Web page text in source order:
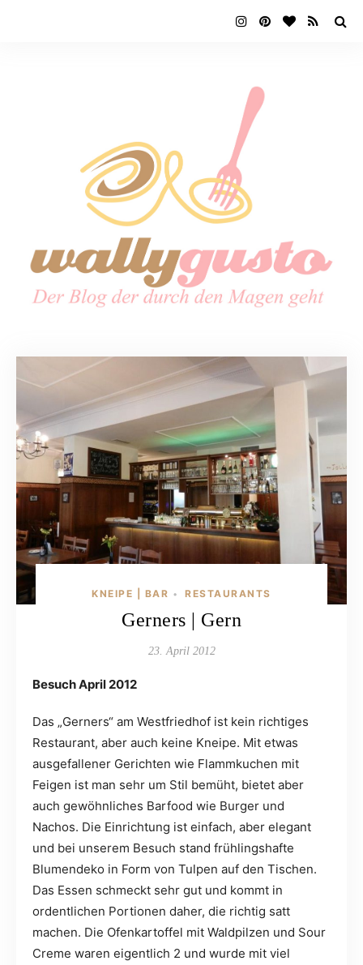
KNEIPE | BAR • RESTAURANTS
Gerners | Gern
23. April 2012
Besuch April 2012
Das „Gerners“ am Westfriedhof ist kein richtiges
Restaurant, aber auch keine Kneipe. Mit etwas
ausgefallener Gerichten wie Flammkuchen mit
Feigen ist man sehr um Stil bemüht, bietet aber
auch gewöhnliches Barfood wie Burger und
Nachos. Die Einrichtung ist einfach, aber elegant
und bei unserem Besuch stand frühlingshafte
Blumendeko in Form von Tulpen auf den Tischen.
Das Essen schmeckt sehr gut und kommt in
ordentlichen Portionen daher, die richtig satt
machen. Die Ofenkartoffel mit Waldpilzen und Sour
Creme waren eigentlich 2 und wurde mit viel